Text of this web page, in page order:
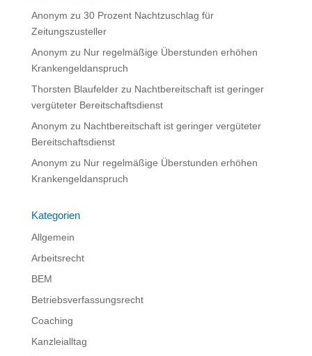
Anonym zu 30 Prozent Nachtzuschlag für
Zeitungszusteller
Anonym zu Nur regelmäßige Überstunden erhöhen
Krankengeldanspruch
Thorsten Blaufelderzu Nachtbereitschaft ist geringer
vergüteter Bereitschaftsdienst
Anonym zu Nachtbereitschaft ist geringer vergüteter
Bereitschaftsdienst
Anonym zu Nur regelmäßige Überstunden erhöhen
Krankengeldanspruch
Kategorien
Allgemein
Arbeitsrecht
BEM
Betriebsverfassungsrecht
Coaching
Kanzleialltag